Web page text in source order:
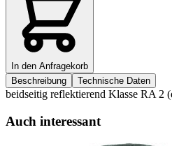
In den Anfragekorb
Beschreibung
Technische Daten
beidseitig reflektierend Klasse RA 2
Auch interessant